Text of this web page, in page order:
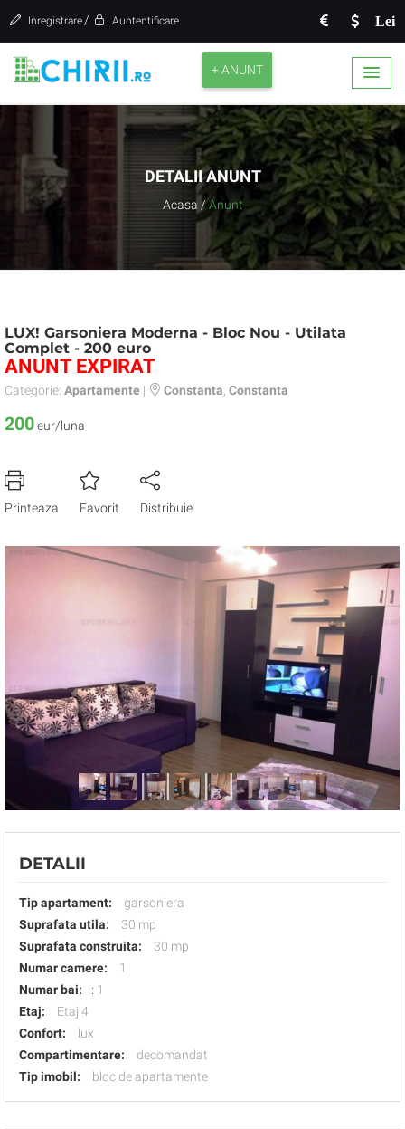
Lei
Inregistrare / Auntentificare
+ ANUNT
DETALII ANUNT
Acasa / Anunt
LUX! Garsoniera Moderna - Bloc Nou - Utilata
Complet - 200 euro
ANUNT EXPIRAT
Categorie: Apartamente | Constanta Constanta
200eur/luna
Printeaza Favorit Distribuie
DETALII
Tip apartament:
garsoniera
Suprafata utila:
30 mp
Suprafata construita:
30 mp
Numar camere:
1
Numar bai:
: 1
Etaj:
Etaj 4
Confort:
lux
Compartimentare:
decomandat
Tip imobil:
bloc de apartamente